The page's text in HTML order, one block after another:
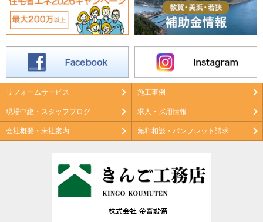
リフォームサービス 施工事例
現場中継・スタッフブログ 求人・採用情報
会社概要・来社案内 無料相談・パンフレット請求